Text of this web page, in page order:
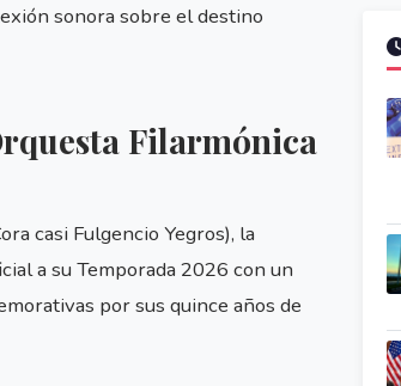
sonora sobre el destino
Filarmónica
casi Fulgencio Yegros), la
a su Temporada 2026 con un
por sus quince años de